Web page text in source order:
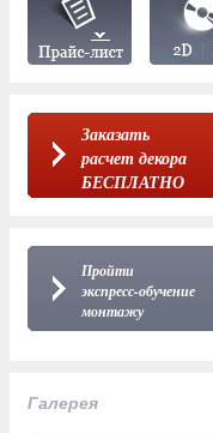
Заказать
расчет декора
БЕСПЛАТНО
Пройти
экспресс-обучение
монтажу
Галерея